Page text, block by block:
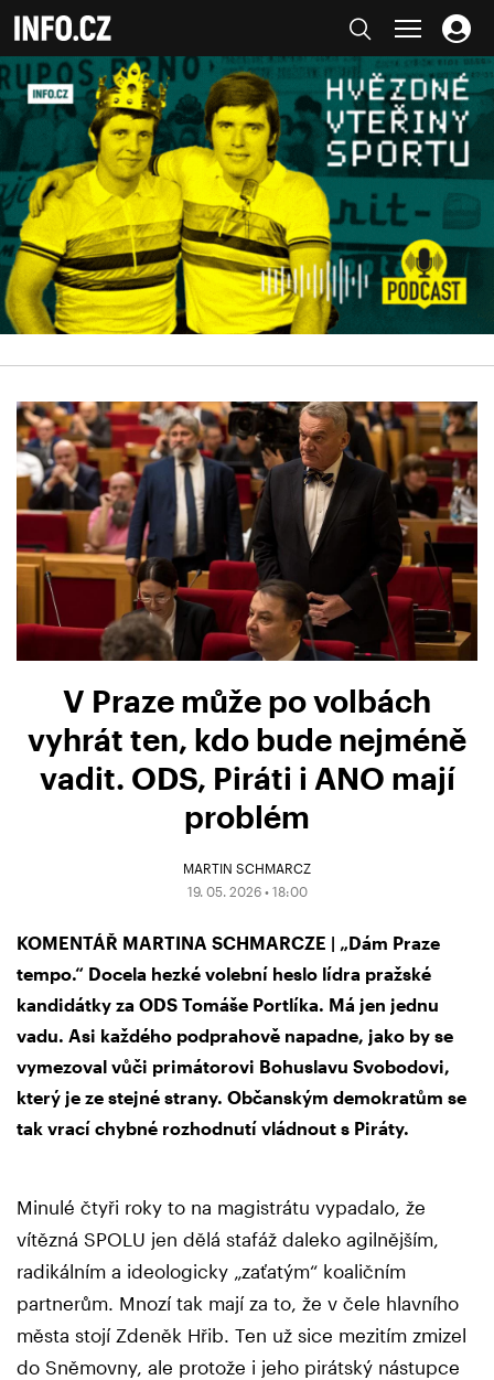
V Praze může po volbách
vyhrát ten, kdo bude nejméně
vadit. ODS, Piráti i ANO mají
problém
MARTIN SCHMARCZ
19. 05. 2026 • 18:00
KOMENTÁŘ MARTINA SCHMARCZE | „Dám Praze
tempo.“ Docela hezké volební heslo lídra pražské
kandidátky za ODS Tomáše Portlíka. Má jen jednu
vadu. Asi každého podprahově napadne, jako by se
vymezoval vůči primátorovi Bohuslavu Svobodovi,
který je ze stejné strany. Občanským demokratům se
tak vrací chybné rozhodnutí vládnout s Piráty.
Minulé čtyři roky to na magistrátu vypadalo, že
vítězná SPOLU jen dělá stafáž daleko agilnějším,
radikálním a ideologicky „zaťatým“ koaličním
partnerům. Mnozí tak mají za to, že v čele hlavního
města stojí Zdeněk Hřib. Ten už sice mezitím zmizel
do Sněmovny, ale protože i jeho pirátský nástupce